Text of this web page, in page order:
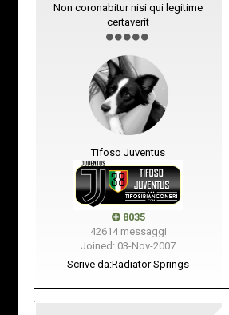
Non coronabitur nisi qui legitime
certaverit
Tifoso Juventus
8035
42614 messaggi
Joined: 03-Nov-2007
Scrive da:Radiator Springs